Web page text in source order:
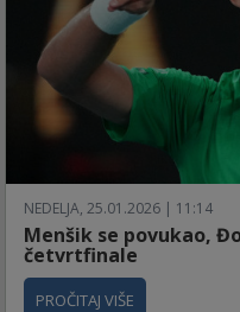
NEDELJA, 25.01.2026 | 11:14
Menšik se povukao,
četvrtfinale
PROČITAJ VIŠE